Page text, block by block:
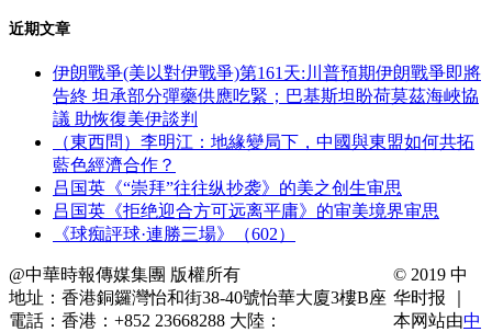
近期文章
伊朗戰爭(美以對伊戰爭)第161天:川普預期伊朗戰爭即將
告終 坦承部分彈藥供應吃緊；巴基斯坦盼荷莫茲海峽協
議 助恢復美伊談判
（東西問）李明江：地緣變局下，中國與東盟如何共拓
藍色經濟合作？
吕国英《“崇拜”往往纵抄袭》的美之创生审思
吕国英《拒绝迎合方可远离平庸》的审美境界审思
《球痴評球·連勝三場》（602）
@中華時報傳媒集團 版權所有
地址：香港銅鑼灣怡和街38-40號怡華大廈3樓B座
電話：香港：+852 23668288 大陸：
© 2019 中
华时报 ｜
本网站由中